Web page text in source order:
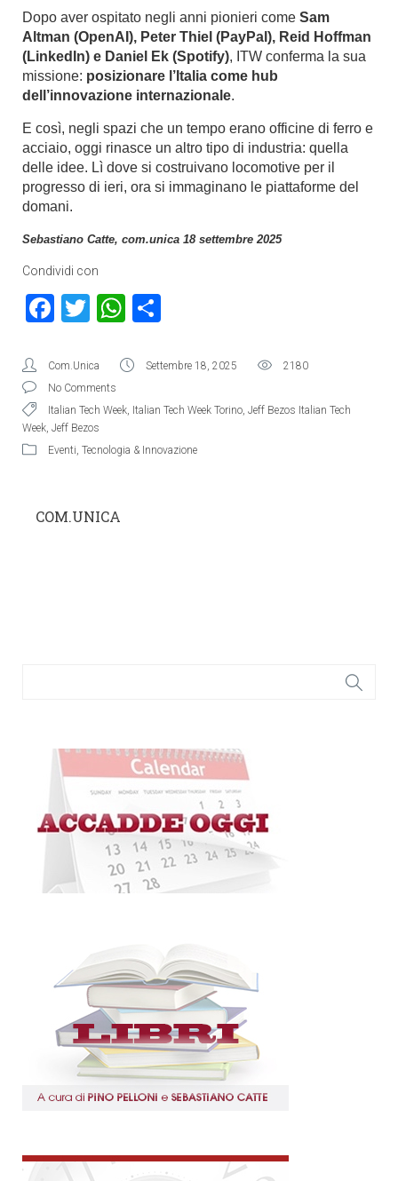
Dopo aver ospitato negli anni pionieri come Sam
Altman (OpenAI), Peter Thiel (PayPal), Reid Hoffman
(LinkedIn) e Daniel Ek (Spotify), ITW conferma la sua
missione: posizionare l’Italia come hub
dell’innovazione internazionale.
E così, negli spazi che un tempo erano officine di ferro e
acciaio, oggi rinasce un altro tipo di industria: quella
delle idee. Lì dove si costruivano locomotive per il
progresso di ieri, ora si immaginano le piattaforme del
domani.
Sebastiano Catte, com.unica 18 settembre 2025
Condividi con
Facebook
TwitterWhatsApp
Com.Unica Settembre 18, 2025
2180
No Comments
Italian Tech Week Italian Tech Week Torino Jeff Bezos Italian Tech
Week Jeff Bezos
Eventi Tecnologia & Innovazione
COM.UNICA